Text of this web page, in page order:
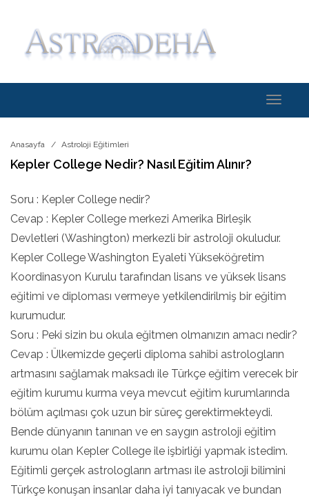
Toggle
Anasayfa Astroloji Eğitimleri
Kepler College Nedir? Nasıl Eğitim Alınır?
Soru : Kepler College nedir?
Cevap : Kepler College merkezi Amerika Birleşik
Devletleri (Washington) merkezli bir astroloji okuludur.
Kepler College Washington Eyaleti Yükseköğretim
Koordinasyon Kurulu tarafından lisans ve yüksek lisans
eğitimi ve diploması vermeye yetkilendirilmiş bir eğitim
kurumudur.
Soru : Peki sizin bu okula eğitmen olmanızın amacı nedir?
Cevap : Ülkemizde geçerli diploma sahibi astrologların
artmasını sağlamak maksadı ile Türkçe eğitim verecek bir
eğitim kurumu kurma veya mevcut eğitim kurumlarında
bölüm açılması çok uzun bir süreç gerektirmekteydi.
Bende dünyanın tanınan ve en saygın astroloji eğitim
kurumu olan Kepler College ile işbirliği yapmak istedim.
Eğitimli gerçek astrologların artması ile astroloji bilimini
Türkçe konuşan insanlar daha iyi tanıyacak ve bundan